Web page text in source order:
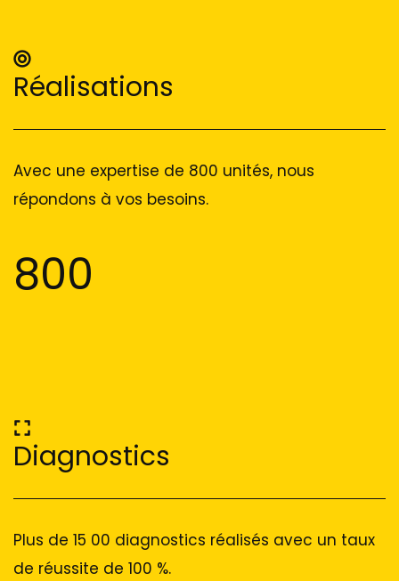
Réalisations
Avec une expertise de 800 unités, nous
répondons à vos besoins.
800
Diagnostics
Plus de 15 00 diagnostics réalisés avec un taux
de réussite de 100 %.